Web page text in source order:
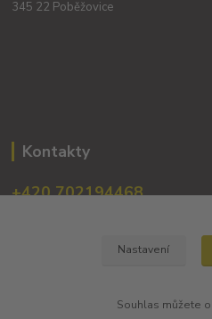
345 22 Poběžovice
Kontakty
+420 702194468
obchod@dobrevinko.cz
Nastavení
Souhlas můžete